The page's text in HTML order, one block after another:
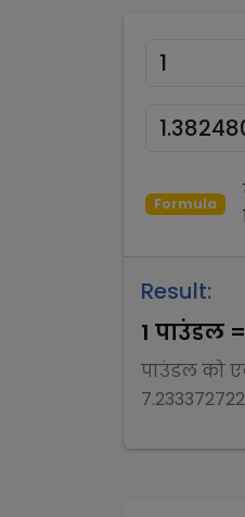
Formula
Result:
1 पाउंडल =
पाउंडलको